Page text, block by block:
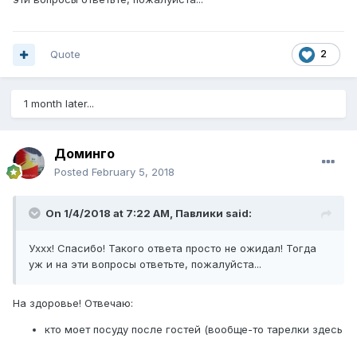
2
Quote
1 month later...
Доминго
Posted February 5, 2018
On 1/4/2018 at 7:22 AM, Павлики said:
Уххх! Спасибо! Такого ответа просто не ожидал! Тогда
уж и на эти вопросы ответьте, пожалуйста...
На здоровье! Отвечаю:
кто моет посуду после гостей (вообще-то тарелки здесь